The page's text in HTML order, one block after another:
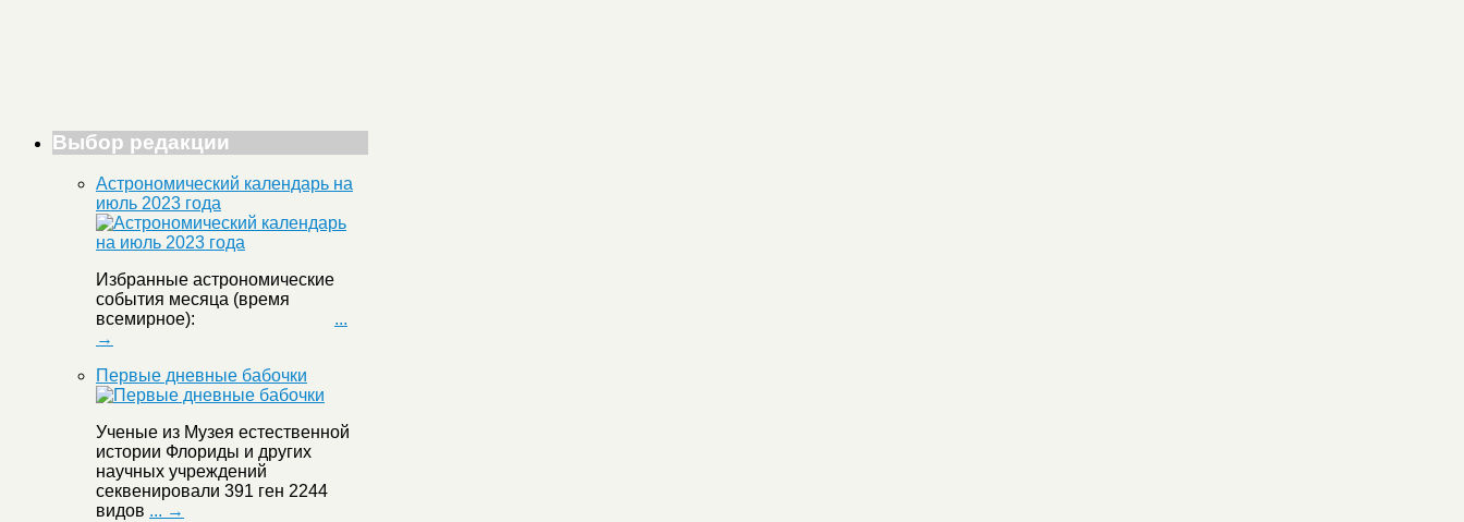
Выбор редакции
Астрономический календарь на
июль 2023 года
Избранные астрономические
события месяца (время
всемирное): ...
→
Первые дневные бабочки
Ученые из Музея естественной
истории Флориды и других
научных учреждений
секвенировали 391 ген 2244
видов ... →